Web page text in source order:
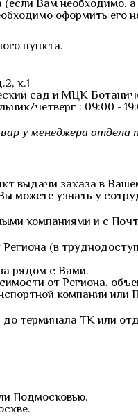
Вам необходимо,
оформить его
пункта.
к.1
сад и МЦК
четверг : 09:00 -
у менеджера отдела
выдачи заказа в
можете узнать у
компаниями и с
(в
рядом с Вами.
от Региона,
компании или
терминала ТК или
Подмосковью.